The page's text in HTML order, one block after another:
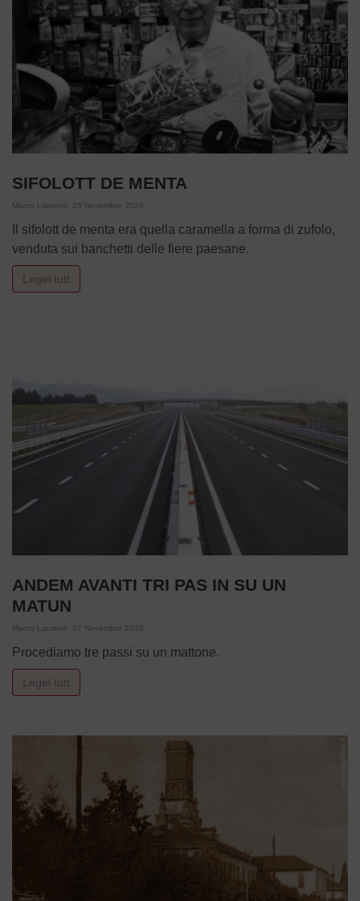
SIFOLOTT DE MENTA
Marco Laurenti 28 Novembre 2020
Il sifolott de menta era quella caramella a forma di zufolo,
venduta sui banchetti delle fiere paesane.
Legel tutt
ANDEM AVANTI TRI PAS IN SU UN
MATUN
Marco Laurenti 27 Novembre 2019
Procediamo tre passi su un mattone.
Legel tutt